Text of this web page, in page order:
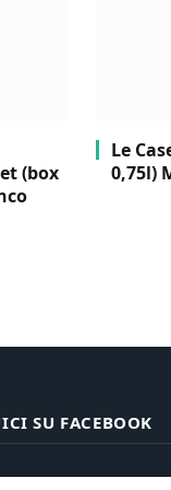
(box
Le
0,75l)
SU FACEBOOK